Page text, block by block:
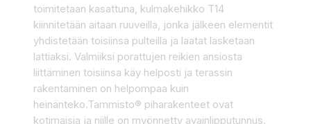
toimitetaan kasattuna, kulmakehikko T14
kiinnitetään aitaan ruuveilla, jonka jälkeen elementit
yhdistetään toisiinsa pulteilla ja laatat lasketaan
lattiaksi. Valmiiksi porattujen reikien ansiosta
liittäminen toisiinsa käy helposti ja terassin
rakentaminen on helpompaa kuin
heinänteko.Tammisto® piharakenteet ovat
kotimaisia ja niille on myönnetty avainlipputunnus.